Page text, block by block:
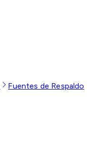
Fuentes de Respaldo